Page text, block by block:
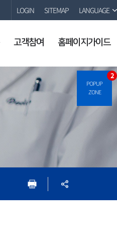
POPUP
ZONE
2
LOGIN SITEMAP LANGUAGE
고객참여 홈페이지가이드